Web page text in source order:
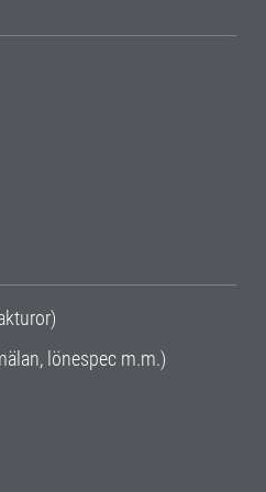
lönespec m.m.)